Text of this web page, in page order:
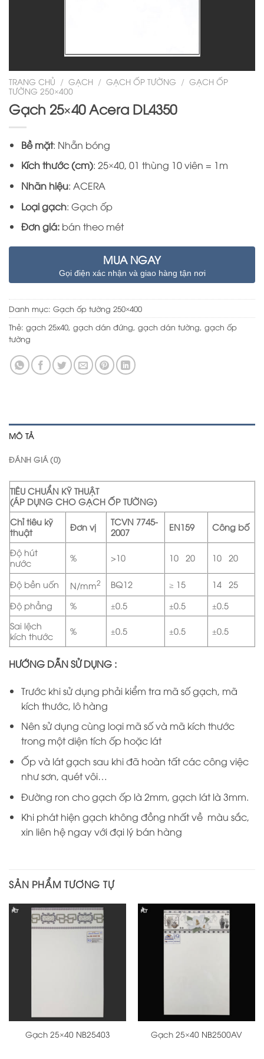
TRANG CHỦ / GẠCH / GẠCH ỐP TƯỜNG / GẠCH ỐP
TƯỜNG 250×400
Gạch 25×40 Acera DL4350
Bề mặt: Nhẵn bóng
Kích thước (cm): 25×40, 01 thùng 10 viên = 1m
Nhãn hiệu: ACERA
Loại gạch: Gạch ốp
Đơn giá:bán theo mét
MUA NGAY
Gọi điện xác nhận và giao hàng tận nơi
Danh mục: Gạch ốp tường 250×400
Thẻ: gạch 25x40, gạch dán đứng, gạch dán tường, gạch ốp
tường
MÔ TẢ
ĐÁNH GIÁ (0)
TIÊU CHUẨN KỸ THUẬT
(ÁP DỤNG CHO GẠCH ỐP TƯỜNG)
Chỉ tiêu kỹ
thuật
Đơn vị
TCVN 7745-
2007
EN159 Công bố
Độ hút
nước
% >10 10÷20 10÷20
Độ bền uốn N/mm2 BQ12 ≥ 15
14÷25
Độ phẳng
% ±0.5 ±0.5
±0.5
Sai lệch
kích thước
% ±0.5 ±0.5 ±0.5
HƯỚNG DẪN SỬ DỤNG :
Trước khi sử dụng phải kiểm tra mã số gạch, mã
kích thước, lô hàng
Nên sử dụng cùng loại mã số và mã kích thước
trong một diện tích ốp hoặc lát
Ốp và lát gạch sau khi đã hoàn tất các công việc
như sơn, quét vôi…
Đường ron cho gạch ốp là 2mm, gạch lát là 3mm.
Khi phát hiện gạch không đồng nhất về màu sắc,
xin liên hệ ngay với đại lý bán hàng
SẢN PHẨM TƯƠNG TỰ
Gạch 25×40 NB25403 Gạch 25×40 NB2500AV